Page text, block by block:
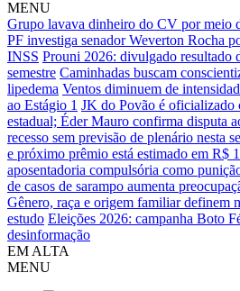
MENU
Grupo lavava dinheiro do CV por meio
PF investiga senador Weverton Rocha
INSS Prouni 2026: divulgado resultado
semestre Caminhadas buscam
lipedema Ventos diminuem de
ao Estágio 1 JK do Povão é oficializado
estadual; Éder Mauro confirma disputa
recesso sem previsão de plenário nesta
e próximo prêmio está estimado em R$
aposentadoria compulsória como
de casos de sarampo aumenta
Gênero, raça e origem familiar definem
estudo Eleições 2026: campanha Boto
desinformação
EM ALTA
MENU